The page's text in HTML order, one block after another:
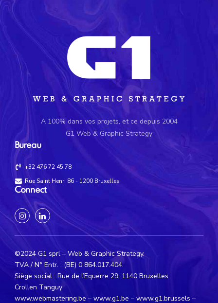
A 100% dans vos projets, et ce depuis 2004
G1 Web & Graphic Strategy
Bureau
+32 476 72 45 78
Rue Saint Henri 86 - 1200 Bruxelles
Connect
©2024 G1 sprl – Web & Graphic Strategy.
TVA / N° Entr. : (BE) 0 864.017.404.
Siège social : Rue de l’Equerre 29, 1140 Bruxelles
Crollen Tanguy
www.webmastering.be – www.g1.be – www.g1.brussels –